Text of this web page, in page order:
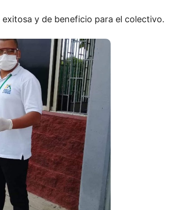
y de beneficio para el colectivo.